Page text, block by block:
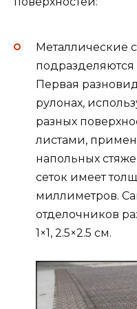
Металлические
Первая
рулонах,
разных
листами,
напольных
сеток имеет
миллиметров.
отделочников
1×1, 2.5×2.5 см.